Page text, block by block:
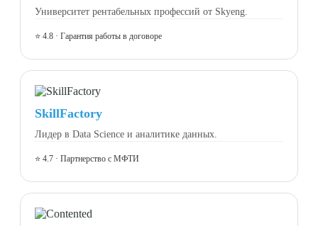
Университет рентабельных профессий от Skyeng.
⭐ 4.8 · Гарантия работы в договоре
SkillFactory
Лидер в Data Science и аналитике данных.
⭐ 4.7 · Партнерство с МФТИ